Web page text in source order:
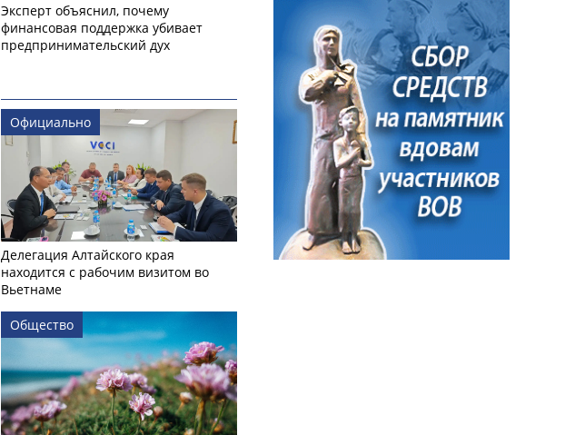
Эксперт объяснил, почему
финансовая поддержка убивает
предпринимательский дух
Официально
Делегация Алтайского края
находится с рабочим визитом во
Вьетнаме
Общество